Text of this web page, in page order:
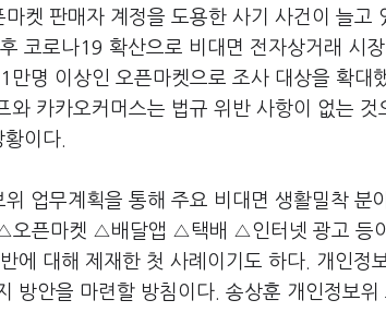
켓 판매자 계정을 도용한 사기 사건이 늘고
코로나19 확산으로 비대면 전자상거래 시
만명 이상인 오픈마켓으로 조사 대상을 확대
와 카카오커머스는 법규 위반 사항이 없는
이다.
업무계획을 통해 주요 비대면 생활밀착 분
픈마켓 △배달앱 △택배 △인터넷 광고 등
에 대해 제재한 첫 사례이기도 하다. 개인정
방안을 마련할 방침이다. 송상훈 개인정보